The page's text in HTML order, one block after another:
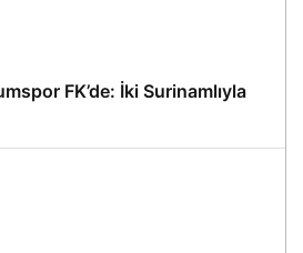
FK’de: İki Surinamlıyla